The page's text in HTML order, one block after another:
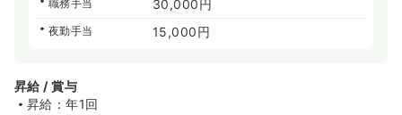
職務手当 30,000円
夜勤手当 15,000円
昇給 / 賞与
昇給：年1回